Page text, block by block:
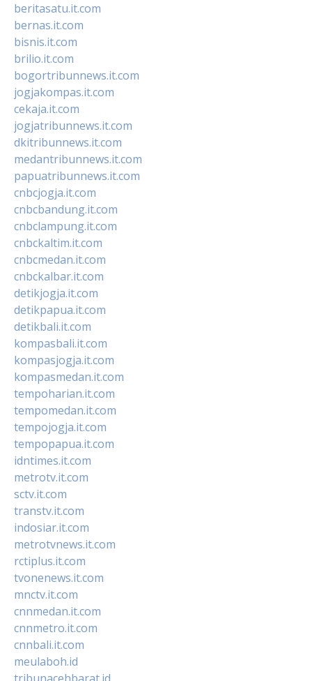
beritasatu.it.com
bernas.it.com
bisnis.it.com
brilio.it.com
bogortribunnews.it.com
jogjakompas.it.com
cekaja.it.com
jogjatribunnews.it.com
dkitribunnews.it.com
medantribunnews.it.com
papuatribunnews.it.com
cnbcjogja.it.com
cnbcbandung.it.com
cnbclampung.it.com
cnbckaltim.it.com
cnbcmedan.it.com
cnbckalbar.it.com
detikjogja.it.com
detikpapua.it.com
detikbali.it.com
kompasbali.it.com
kompasjogja.it.com
kompasmedan.it.com
tempoharian.it.com
tempomedan.it.com
tempojogja.it.com
tempopapua.it.com
idntimes.it.com
metrotv.it.com
sctv.it.com
transtv.it.com
indosiar.it.com
metrotvnews.it.com
rctiplus.it.com
tvonenews.it.com
mnctv.it.com
cnnmedan.it.com
cnnmetro.it.com
cnnbali.it.com
meulaboh.id
tribunacehbarat.id